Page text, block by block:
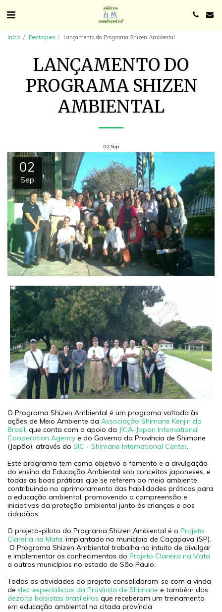
Início Destaques Lançamento do Programa Shizen Ambiental
LANÇAMENTO DO
PROGRAMA SHIZEN
AMBIENTAL
02 Sep
02
Sep
O Programa Shizen Ambiental é um programa voltado às
ações de Meio Ambiente da Associação Shimane Kenjin do
Brasil, que conta com o apoio da JICA-Japan International
Cooperation Agency e do Governo da Província de Shimane
(Japão), através do SIC - Shimane International Center.
Este programa tem como objetivo o fomento e a divulgação
do ensino da Educação Ambiental sob conceitos japoneses, e
todas as boas práticas que se referem ao meio ambiente,
contribuindo no aprimoramento das habilidades práticas para
a educação ambiental, promovendo a compreensão e
iniciativas da proteção ambiental junto às crianças e aos
cidadãos.
O projeto-piloto do Programa Shizen Ambiental é o Projeto
Clareira na Mata, implantado no município de Caçapava (SP).
O Programa Shizen Ambiental trabalha no intuito de divulgar
e implementar os conhecimentos do Projeto Clareira na Mata
a outros municípios no estado de São Paulo.
Todas as atividades do projeto consolidaram-se com a vinda
de dez especialistas da Província de Shimane e também dos
dezoito bolsistas brasileiros que receberam um treinamento
em educação ambiental na citada província